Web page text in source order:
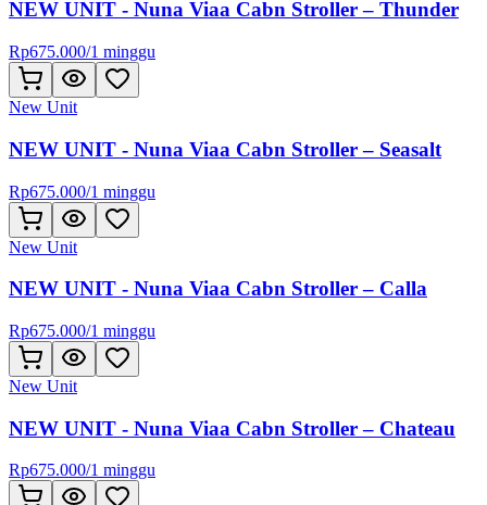
NEW UNIT - Nuna Viaa Cabn Stroller – Thunder
Rp675.000/1 minggu
New Unit
NEW UNIT - Nuna Viaa Cabn Stroller – Seasalt
Rp675.000/1 minggu
New Unit
NEW UNIT - Nuna Viaa Cabn Stroller – Calla
Rp675.000/1 minggu
New Unit
NEW UNIT - Nuna Viaa Cabn Stroller – Chateau
Rp675.000/1 minggu